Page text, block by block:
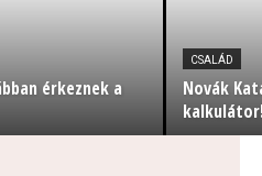
érkeznek a
CSALÁD
Novák